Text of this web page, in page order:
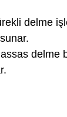
delme
delme